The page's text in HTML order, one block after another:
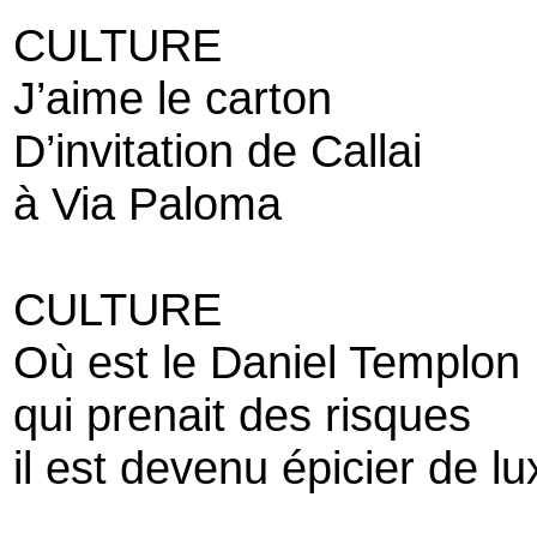
CULTURE
J’aime le carton
D’invitation de Callai
à Via Paloma
CULTURE
Où est le Daniel Templon
qui prenait des risques
il est devenu épicier de